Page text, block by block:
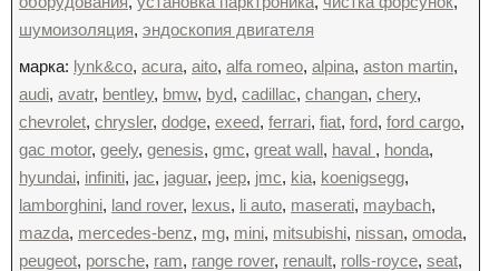
шумоизоляция, эндоскопия двигателя
марка: lynk&co, acura, aito, alfa romeo, alpina, aston martin,
audi, avatr, bentley, bmw, byd, cadillac, changan, chery,
chevrolet, chrysler, dodge, exeed, ferrari, fiat, ford, ford cargo,
gac motor, geely, genesis, gmc, great wall, haval , honda,
hyundai, infiniti, jac, jaguar, jeep, jmc, kia, koenigsegg,
lamborghini, land rover, lexus, li auto, maserati, maybach,
mazda, mercedes-benz, mg, mini, mitsubishi, nissan, omoda,
peugeot, porsche, ram, range rover, renault, rolls-royce, seat,